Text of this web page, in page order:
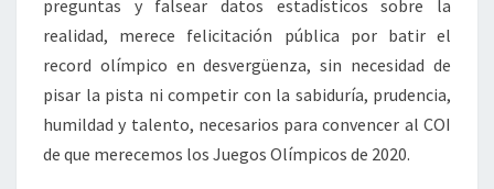
preguntas y falsear datos estadísticos sobre la
realidad, merece felicitación pública por batir el
record olímpico en desvergüenza, sin necesidad de
pisar la pista ni competir con la sabiduría, prudencia,
humildad y talento, necesarios para convencer al COI
de que merecemos los Juegos Olímpicos de 2020.